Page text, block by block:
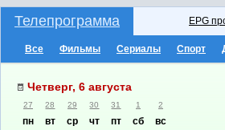
Телепрограмма EPG
Все Фильмы Сериалы Спорт
Четверг, 6 августа
27 28 29 30 31 1 2
пн вт ср чт пт сб вс